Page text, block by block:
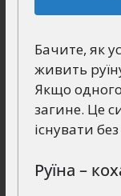
Бачите, як
живить
Якщо
загине. Це
існувати
Руїна –